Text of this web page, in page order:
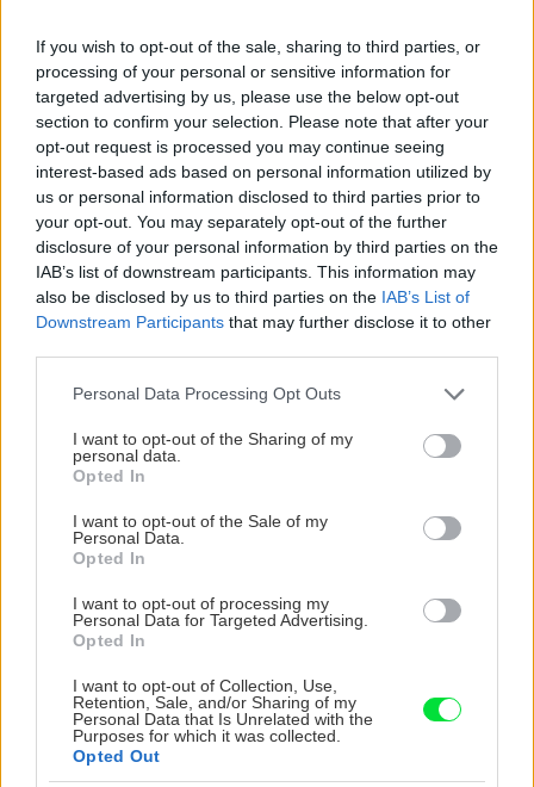
If you wish to opt-out of the sale, sharing to third parties, or
processing of your personal or sensitive information for
targeted advertising by us, please use the below opt-out
section to confirm your selection. Please note that after your
opt-out request is processed you may continue seeing
interest-based ads based on personal information utilized by
us or personal information disclosed to third parties prior to
your opt-out. You may separately opt-out of the further
disclosure of your personal information by third parties on the
IAB’s list of downstream participants. This information may
also be disclosed by us to third parties on the IAB’s List of
Downstream Participants that may further disclose it to other
Please note that this website/app uses one or more Google
not limited to your visit or usage behaviour. You may click to
grant or deny consent to Google and its third-party tags to
use your data for below specified purposes in below Google
consent section.
Personal Data Processing Opt Outs
I want to opt-out of the Sharing of my
personal data.
Opted In
I want to opt-out of the Sale of my
Personal Data.
Opted In
I want to opt-out of processing my
Personal Data for Targeted Advertising.
Opted In
I want to opt-out of Collection, Use,
Retention, Sale, and/or Sharing of my
Personal Data that Is Unrelated with the
Purposes for which it was collected.
Opted Out
ZÁHRADA
Trvalky, ktoré znesú
sucho a teplo? Tieto
vysaďte na miesta, na
ktoré slnko svieti celý
Nemusí to byť len
levanduľa! 7 fialových
krások, ktoré rozžiaria
vašu záhradu
Môže aspirín zachrániť
ochabnuté izbové
rastliny? Pravda vás
možno prekvapí
Júlový reštart uhoriek
nakladačiek: Ako ich
podporiť k druhej vlne